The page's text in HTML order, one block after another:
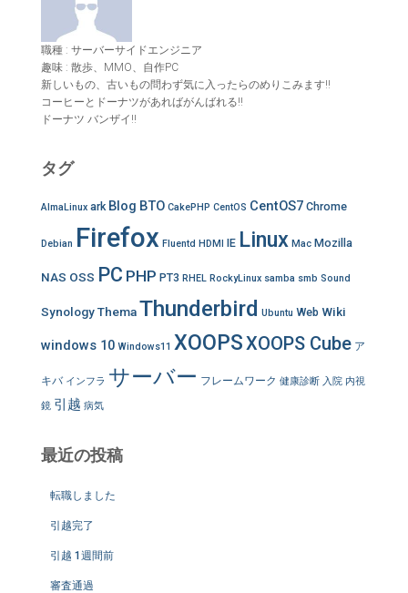
職種 : サーバーサイドエンジニア
趣味 : 散歩、MMO、自作PC
新しいもの、古いもの問わず気に入ったらのめりこみます!!
コーヒーとドーナツがあればがんばれる!!
ドーナツ バンザイ!!
タグ
AlmaLinux ark Blog BTO CakePHP CentOS CentOS7 Chrome
Debian Firefox Fluentd HDMI IE Linux Mac Mozilla
NAS OSS PC PHP PT3 RHEL RockyLinux samba smb Sound
SynologyThemaThunderbird Ubuntu Web Wiki
windows 10 Windows11 XOOPSXOOPS Cube ア
キバ インフラ サーバー フレームワーク 健康診断 入院 内視
鏡 引越 病気
最近の投稿
転職しました
引越完了
引越 1週間前
審査通過